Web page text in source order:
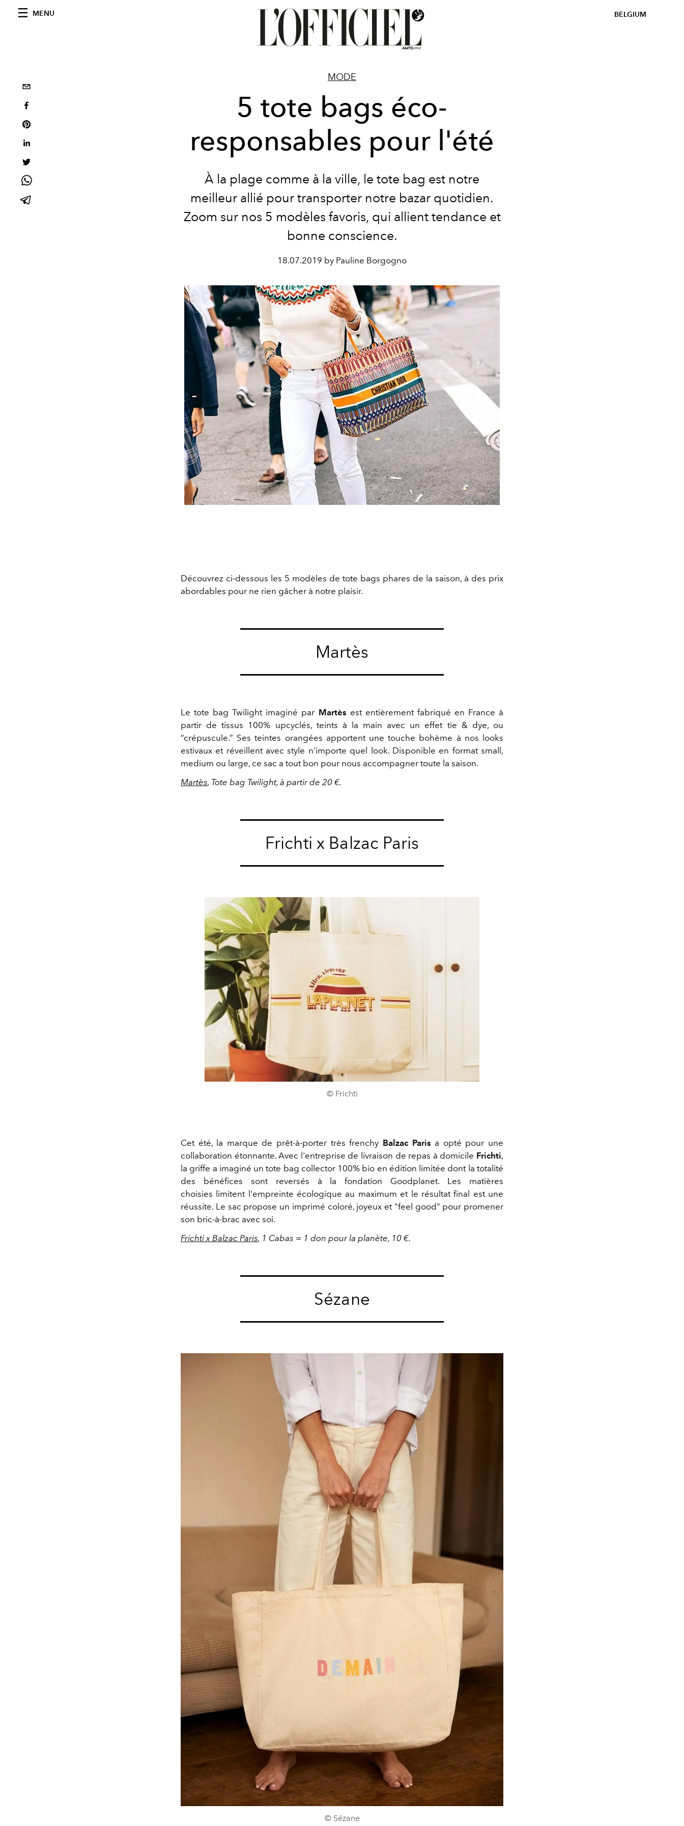
MENU BELGIUM
MODE
5 tote bags éco-
responsables pour l'été
À la plage comme à la ville, le tote bag est notre
meilleur allié pour transporter notre bazar quotidien.
Zoom sur nos 5 modèles favoris, qui allient tendance et
bonne conscience.
18.07.2019 by Pauline Borgogno
Découvrez ci-dessous les 5 modèles de tote bags phares de la saison, à des prix
abordables pour ne rien gâcher à notre plaisir.
Martès
Le tote bag Twilight imaginé par Martès est entièrement fabriqué en France à
partir de tissus 100% upcyclés, teints à la main avec un effet tie & dye, ou
“crépuscule.” Ses teintes orangées apportent une touche bohème à nos looks
estivaux et réveillent avec style n'importe quel look. Disponible en format small,
medium ou large, ce sac a tout bon pour nous accompagner toute la saison.
Martès, Tote bag Twilight, à partir de 20 €.
Frichti x Balzac Paris
© Frichti
Cet été, la marque de prêt-à-porter très frenchy Balzac Paris a opté pour une
collaboration étonnante. Avec l'entreprise de livraison de repas à domicile Frichti,
la griffe a imaginé un tote bag collector 100% bio en édition limitée dont la totalité
des bénéfices sont reversés à la fondation Goodplanet. Les matières
choisies limitent l'empreinte écologique au maximum et le résultat final est une
réussite. Le sac propose un imprimé coloré, joyeux et "feel good" pour promener
son bric-à-brac avec soi.
Frichti x Balzac Paris, 1 Cabas = 1 don pour la planète, 10 €.
Sézane
© Sézane